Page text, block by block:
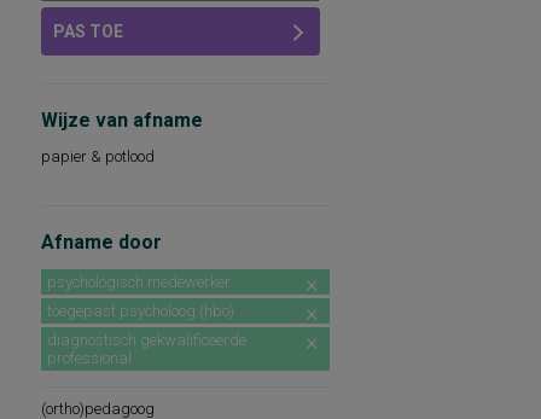
PAS TOE
Wijze van afname
papier & potlood
Afname door
psychologisch medewerker
toegepast psycholoog (hbo)
diagnostisch gekwalificeerde
professional
(ortho)pedagoog